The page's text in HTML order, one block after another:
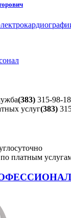
(383) 315-98-18
услуг(383)
платным